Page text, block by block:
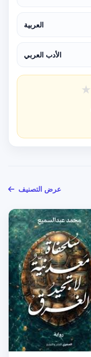
العربية
الأدب العربي
★
عرض التصنيف